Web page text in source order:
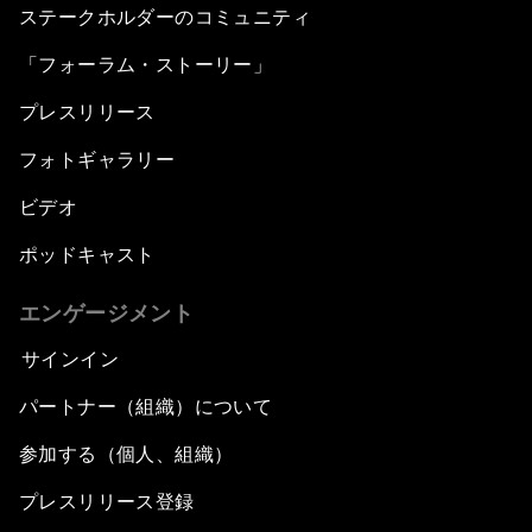
ステークホルダーのコミュニティ
「フォーラム・ストーリー」
プレスリリース
フォトギャラリー
ビデオ
ポッドキャスト
エンゲージメント
サインイン
パートナー（組織）について
参加する（個人、組織）
プレスリリース登録